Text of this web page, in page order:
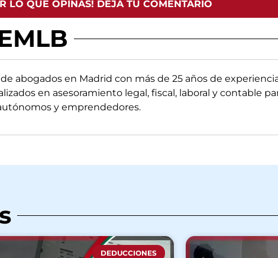
LO QUE OPINAS! DEJA TU COMENTARIO
abogados en Madrid con más de 25 años de
en asesoramiento legal, fiscal, laboral y contable
y emprendedores.
DEDUCCIONES